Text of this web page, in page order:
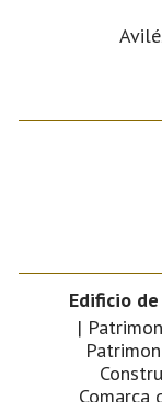
Edificio
|
Comarca